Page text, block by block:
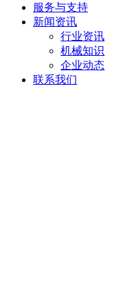
服务与支持
新闻资讯
行业资讯
机械知识
企业动态
联系我们